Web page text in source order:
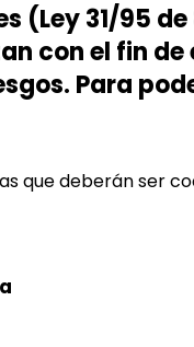
(Ley 31/95
con el fin
Para
que deberán ser